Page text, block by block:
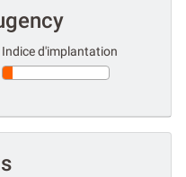
Indice d'implantation